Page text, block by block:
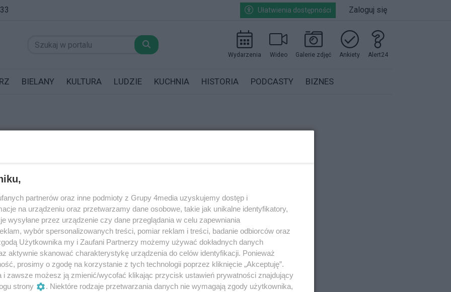
Ułatwienia dostępności Zaloguj się
Wydarzenia Wideo Galerie zdjęć Ankiety Alert24
BIELANY KULTURA LUDZIE KUCHNIA HISTORIA PODCASTY BIZNES
1
partnerów oraz inne podmioty z Grupy 4media uzyskujemy dostęp i
na urządzeniu oraz przetwarzamy dane osobowe, takie jak unikalne identyfikatory,
wysyłane przez urządzenie czy dane przeglądania w celu zapewniania
wybór spersonalizowanych treści, pomiar reklam i treści, badanie odbiorców oraz
Użytkownika my i Zaufani Partnerzy możemy używać dokładnych danych
aktywnie skanować charakterystykę urządzenia do celów identyfikacji. Ponieważ
prosimy o zgodę na korzystanie z tych technologii poprzez kliknięcie „Akceptuję”.
i zawsze możesz ją zmienić/wycofać klikając przycisk ustawień prywatności znajdujący
strony
. Niektóre rodzaje przetwarzania danych nie wymagają zgody użytkownika,